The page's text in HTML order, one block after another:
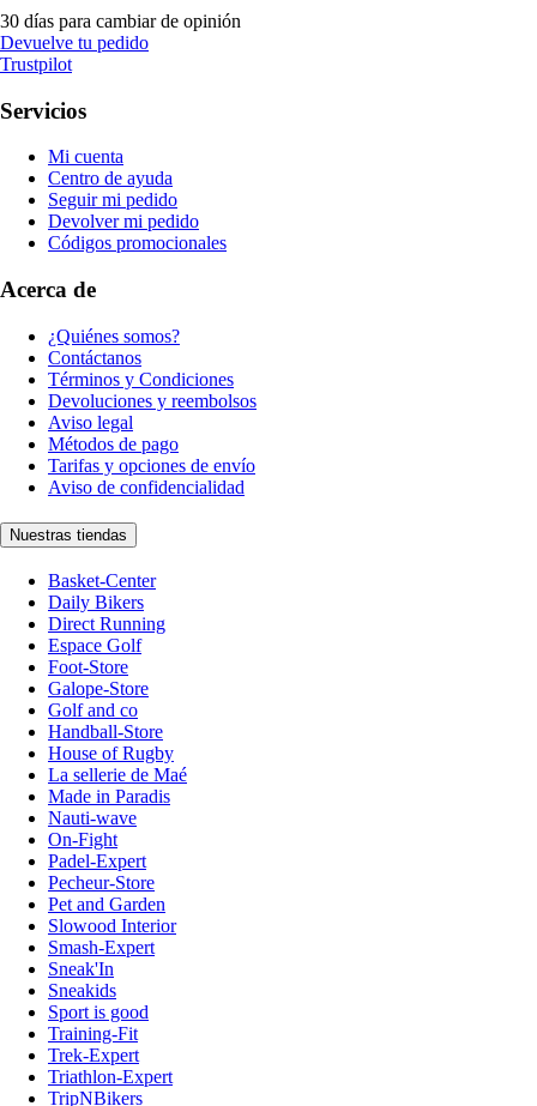
30 días para cambiar de opinión
Devuelve tu pedido
Trustpilot
Servicios
Mi cuenta
Centro de ayuda
Seguir mi pedido
Devolver mi pedido
Códigos promocionales
Acerca de
¿Quiénes somos?
Contáctanos
Términos y Condiciones
Devoluciones y reembolsos
Aviso legal
Métodos de pago
Tarifas y opciones de envío
Aviso de confidencialidad
Nuestras tiendas
Basket-Center
Daily Bikers
Direct Running
Espace Golf
Foot-Store
Galope-Store
Golf and co
Handball-Store
House of Rugby
La sellerie de Maé
Made in Paradis
Nauti-wave
On-Fight
Padel-Expert
Pecheur-Store
Pet and Garden
Slowood Interior
Smash-Expert
Sneak'In
Sneakids
Sport is good
Training-Fit
Trek-Expert
Triathlon-Expert
TripNBikers